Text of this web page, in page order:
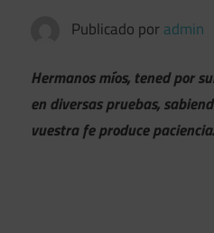
Publicado por admin
Hermanos míos, tened por
en diversas pruebas,
vuestra fe produce